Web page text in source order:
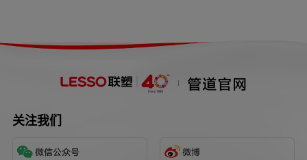
管道官网
关注我们
微信公众号 微博